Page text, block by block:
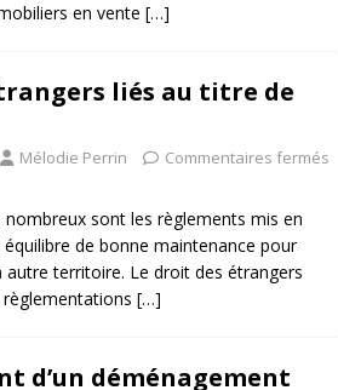
en vente […]
liés au titre de
Mélodie Perrin Commentaires fermés
nombreux sont les règlements mis en
de bonne maintenance pour
territoire. Le droit des étrangers
[…]
d’un déménagement